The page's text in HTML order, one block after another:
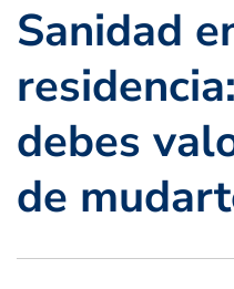
Sanidad
debes
de